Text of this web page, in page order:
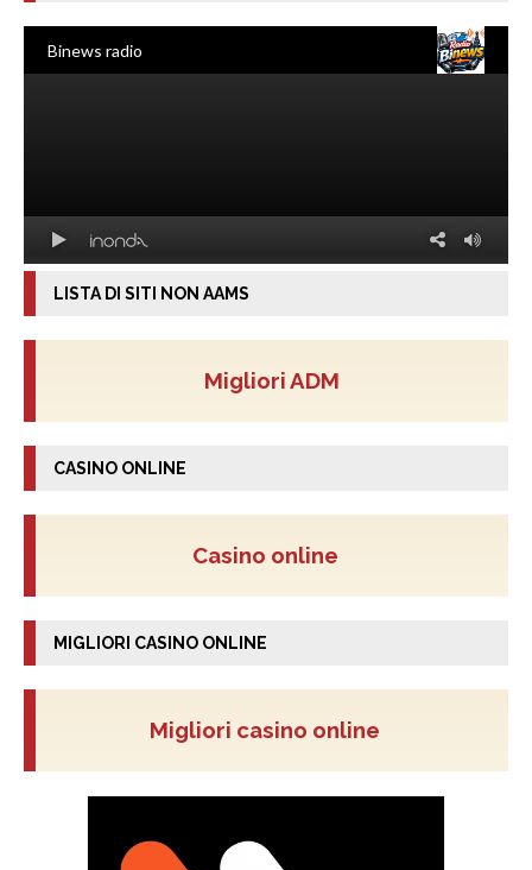
LISTA DI SITI NON AAMS
Migliori ADM
CASINO ONLINE
Casino online
MIGLIORI CASINO ONLINE
Migliori casino online